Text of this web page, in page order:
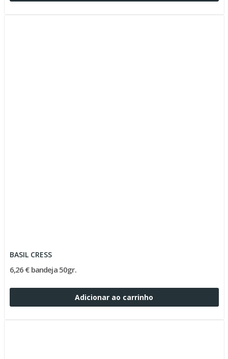
BASIL CRESS
6,26 € bandeja 50gr.
Adicionar ao carrinho